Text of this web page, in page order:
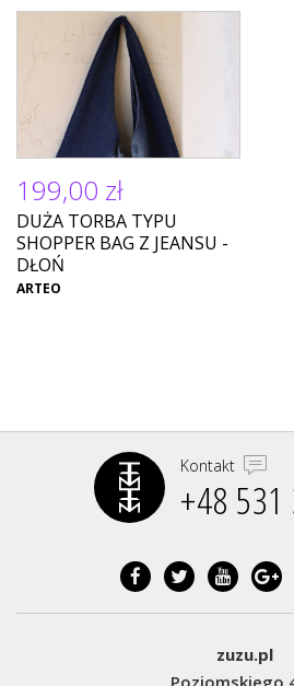
199,00 zł
DUŻA TORBA TYPU
SHOPPER BAG Z JEANSU -
DŁOŃ
ARTEO
Kontakt
+48 531
zuzu.pl